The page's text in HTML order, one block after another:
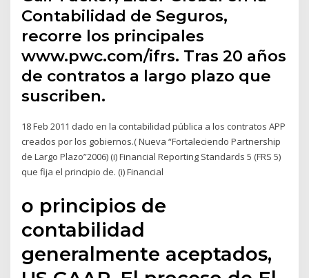
Contabilidad de Seguros,
recorre los principales
www.pwc.com/ifrs. Tras 20 años
de contratos a largo plazo que
suscriben.
18 Feb 2011 dado en la contabilidad pública a los contratos APP
creados por los gobiernos.( Nueva “Fortaleciendo Partnership
de Largo Plazo”2006) (i) Financial Reporting Standards 5 (FRS 5)
que fija el principio de. (i) Financial
o principios de
contabilidad
generalmente aceptados,